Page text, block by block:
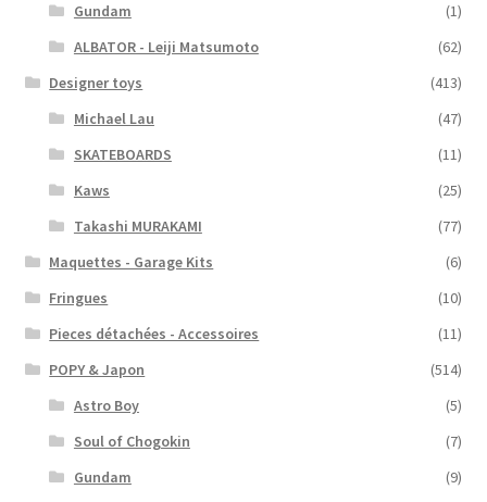
Gundam
(1)
ALBATOR - Leiji Matsumoto
(62)
Designer toys
(413)
Michael Lau
(47)
SKATEBOARDS
(11)
Kaws
(25)
Takashi MURAKAMI
(77)
Maquettes - Garage Kits
(6)
Fringues
(10)
Pieces détachées - Accessoires
(11)
POPY & Japon
(514)
Astro Boy
(5)
Soul of Chogokin
(7)
Gundam
(9)